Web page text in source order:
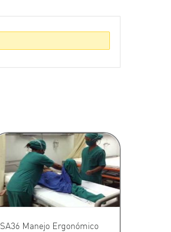
SA36 Manejo Ergonómico